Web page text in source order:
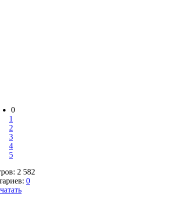
0
1
2
3
4
5
2 582
0